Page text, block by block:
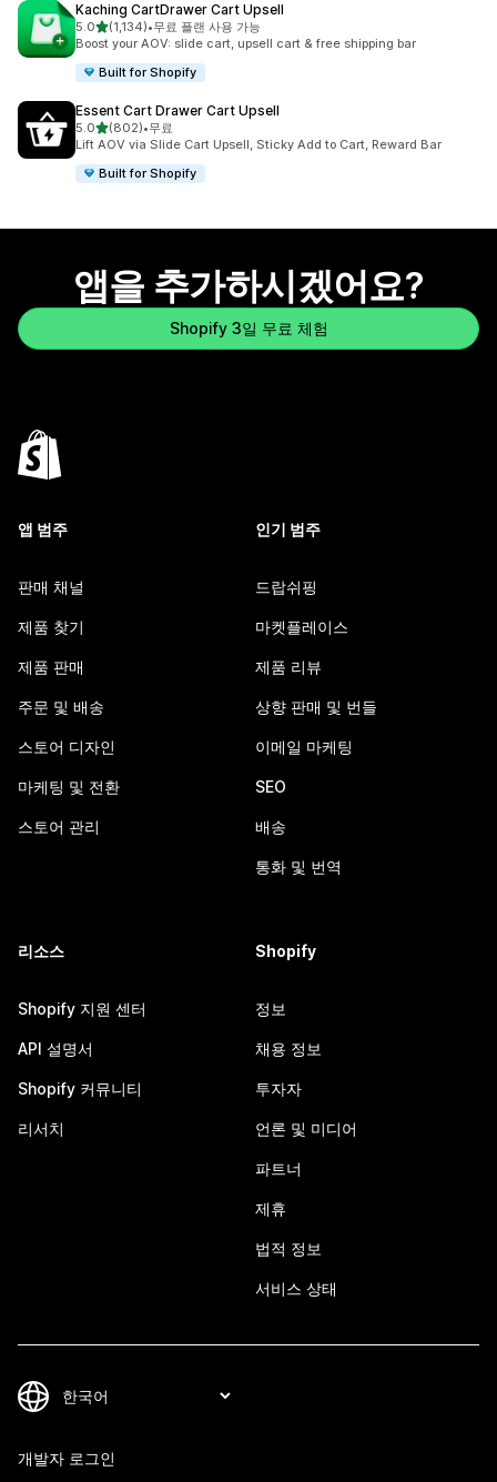
Kaching CartDrawer Cart Upsell
5.0별 5개 중
(1,134)
총 리뷰 1134개
•무료 플랜 사용 가능
Boost your AOV: slide cart, upsell cart & free shipping bar
Built for Shopify
Essent Cart Drawer Cart Upsell
5.0별 5개 중
(802)
총 리뷰 802개
•무료
Lift AOV via Slide Cart Upsell, Sticky Add to Cart, Reward Bar
Built for Shopify
앱을 추가하시겠어요?
Shopify 3일 무료 체험
앱 범주
판매 채널
제품 찾기
제품 판매
주문 및 배송
스토어 디자인
마케팅 및 전환
스토어 관리
인기 범주
드랍쉬핑
마켓플레이스
제품 리뷰
상향 판매 및 번들
이메일 마케팅
SEO
배송
통화 및 번역
리소스
Shopify 지원 센터
API 설명서
Shopify 커뮤니티
리서치
Shopify
정보
채용 정보
투자자
언론 및 미디어
파트너
제휴
법적 정보
서비스 상태
개발자 로그인